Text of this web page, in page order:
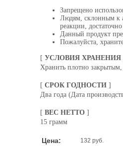
Запрещено
Людям, склонным к
реакции,
Данный продукт
Пожалуйста,
[ УСЛОВИЯ ХРАНЕНИЯ
Хранить плотно
[ СРОК ГОДНОСТИ ]
Два года (Дата
[ ВЕС НЕТТО ]
15 грамм
Цена: 132 руб.